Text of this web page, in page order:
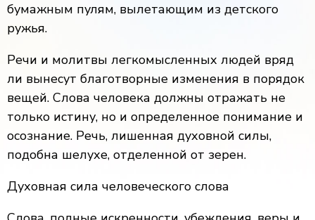
бумажным пулям, вылетающим из детского
ружья.
Речи и молитвы легкомысленных людей вряд
ли вынесут благотворные изменения в порядок
вещей. Слова человека должны отражать не
только истину, но и определенное понимание и
осознание. Речь, лишенная духовной силы,
подобна шелухе, отделенной от зерен.
Духовная сила человеческого слова